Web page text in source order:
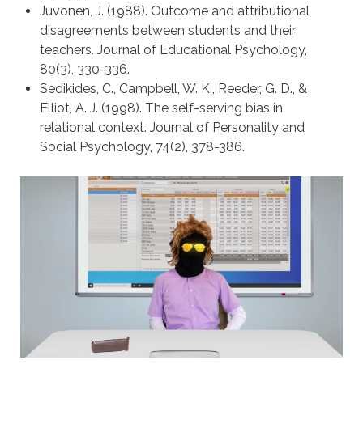
Juvonen, J. (1988). Outcome and attributional
disagreements between students and their
teachers. Journal of Educational Psychology,
80(3), 330-336.
Sedikides, C., Campbell, W. K., Reeder, G. D., &
Elliot, A. J. (1998). The self-serving bias in
relational context. Journal of Personality and
Social Psychology, 74(2), 378-386.